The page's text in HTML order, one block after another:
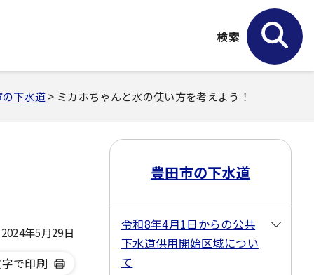
検索
下水道> ミカホちゃんと水の使い方を考えよう！
年5月29日
で印刷
豊田市の下水道
令和8年4月1日からの公共
下水道供用開始区域につい
て